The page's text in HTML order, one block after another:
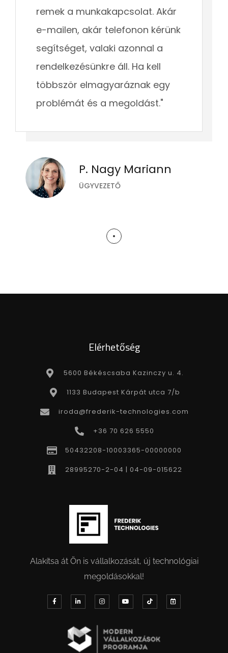
remek a munkakapcsolat. Akár
e-mailen, akár telefonon kérünk
segítséget, valaki azonnal a
rendelkezésünkre áll. Ha kell
többször elmagyaráznak egy
problémát és a megoldást."
P. Nagy Mariann
ÜGYVEZETŐ
Elérhetőség
5600 Békéscsaba Kazinczy u. 4.
1133 Budapest Kárpát utca 7/b
iroda@frederik-technologies.com
+36 70 626 5550
50432208-10003365-00000000
28995270-2-04 | 04-09-015622
Alakítsa át Ön is vállalkozását, új technológiai
megoldásokkal!